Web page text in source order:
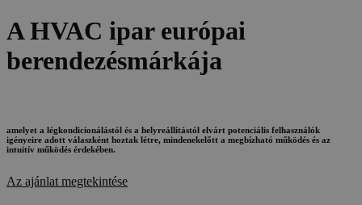
A HVAC ipar európai
berendezésmárkája
amelyet a légkondicionálástól és a helyreállítástól elvárt potenciális felhasználók
igényeire adott válaszként hoztak létre, mindenekelőtt a megbízható működés és az
intuitív működés érdekében.
Az ajánlat megtekintése